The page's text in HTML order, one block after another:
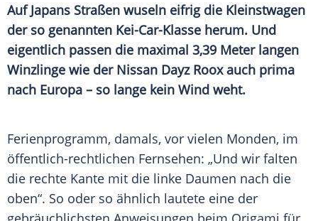
AufJapans Straßen wuseln eifrig die Kleinstwagen
der so genannten Kei-Car-Klasse herum. Und
eigentlich passen die maximal 3,39 Meter langen
Winzlinge wie der Nissan Dayz Roox auch prima
nach Europa – so lange kein Wind weht.
Ferienprogramm, damals, vor vielen Monden, im
öffentlich-rechtlichen Fernsehen: „Und wir falten
die rechte Kante mit die linke Daumen nach die
oben“. So oder so ähnlich lautete eine der